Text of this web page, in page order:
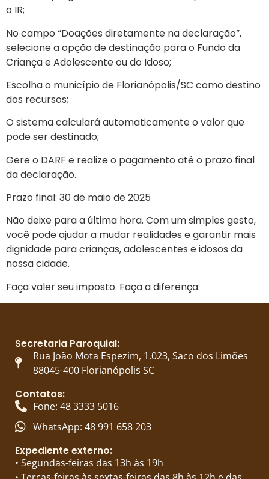
o IR;
No campo “Doações diretamente na declaração”,
selecione a opção de destinação para o Fundo da
Criança e Adolescente ou do Idoso;
Escolha o município de Florianópolis/SC como destino
dos recursos;
O sistema calculará automaticamente o valor que
pode ser destinado;
Gere o DARF e realize o pagamento até o prazo final
da declaração.
Prazo final: 30 de maio de 2025
Não deixe para a última hora. Com um simples gesto,
você pode ajudar a mudar realidades e garantir mais
dignidade para crianças, adolescentes e idosos da
nossa cidade.
Faça valer seu imposto. Faça a diferença.
Secretaria Paroquial:
Rua João Mota Espezim, 1.023, Saco dos Limões
88045-400 Florianópolis SC
Contatos:
Fone: 48 3333 5016
WhatsApp: 48 991 658 203
Expediente externo:
• Segundas-feiras das 13h às 19h